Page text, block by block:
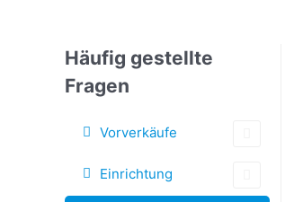
Häufig gestellte
Fragen
Vorverkäufe
Einrichtung